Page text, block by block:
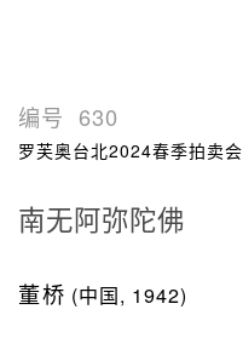
编号 630
罗芙奥台北2024春季拍卖会
南无阿弥陀佛
董桥 (中国, 1942)